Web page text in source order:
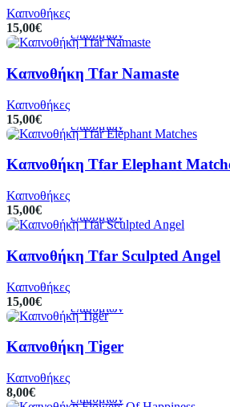
Καπνοθήκες
15,00€
καλάθι
επιθυμιών
Καπνοθήκη Tfar Namaste
Καπνοθήκες
15,00€
Προσθήκη
καλάθι
Προεπισκόπηση
Πρόσθήκη
επιθυμιών
Καπνοθήκη Tfar Elephant
Καπνοθήκες
15,00€
Προσθήκη
καλάθι
Προεπισκόπηση
Πρόσθήκη
επιθυμιών
Καπνοθήκη Tfar Sculpted Angel
Καπνοθήκες
15,00€
Προσθήκη
καλάθι
Προεπισκόπηση
Πρόσθήκη
επιθυμιών
Καπνοθήκη Tiger
Καπνοθήκες
8,00€
Προσθήκη
καλάθι
Προεπισκόπηση
Πρόσθήκη
επιθυμιών